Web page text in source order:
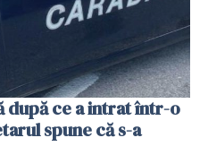
după ce a intrat într-o
spune că s-a